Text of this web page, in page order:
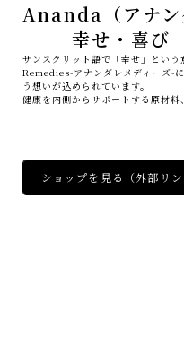
Ananda （アナン
幸せ・喜び
サンスクリット語で「幸せ」とい
Remedies-アナンダレメディーズ-
う想いが込められています。
健康を内側からサポートする原材料
ショップを見る （外部リン